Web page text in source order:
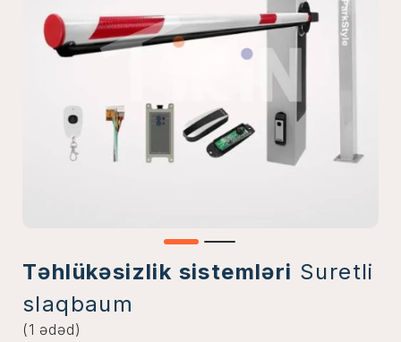
Təhlükəsizlik sistemləri Suretli
slaqbaum
(1 ədəd)